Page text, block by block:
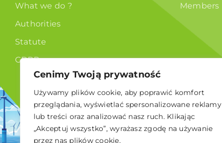
Cenimy Twoją prywatność
Używamy plików cookie, aby poprawić komfort
przeglądania, wyświetlać spersonalizowane reklamy
lub treści oraz analizować nasz ruch. Klikając
„Akceptuj wszystko”, wyrażasz zgodę na używanie
przez nas plików cookie.
What we do ?
Authorities
Statute
GDPR
Members
© 2024 Polskie Stowarzyszenie Energetyki Wiatrowej